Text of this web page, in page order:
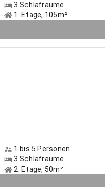
3 Schlafräume
1. Etage, 105m²
1 bis 5 Personen
3 Schlafräume
2. Etage, 50m²